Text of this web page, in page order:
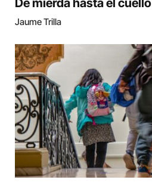
De mierda hasta el cuello
Jaume Trilla